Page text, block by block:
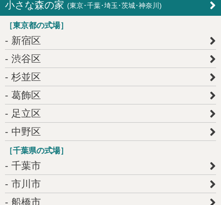
ん。（ただし、法的に認められた場合を除きます）個人情
報は、お客様の同意のもと、適正かつ公正な手段を用いて
収集いたします。又、その際には利用目的を明確にいたし
て開示し、追加・変更・利用停止に応じさせて頂きます。
きんぽう堂のお葬式
小さな森の家 (東京･千葉･埼玉･茨城･神奈川)
［東京都の式場］
新宿区
渋谷区
杉並区
葛飾区
足立区
中野区
［千葉県の式場］
千葉市
市川市
船橋市